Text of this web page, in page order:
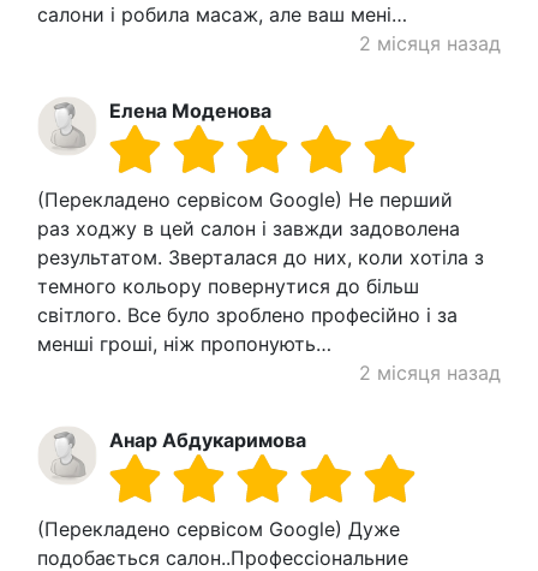
салони і робила масаж, але ваш мені…
2 місяця назад
Елена Моденова
(Перекладено сервісом Google) Не перший
раз ходжу в цей салон і завжди задоволена
результатом. Зверталася до них, коли хотіла з
темного кольору повернутися до більш
світлого. Все було зроблено професійно і за
менші гроші, ніж пропонують…
2 місяця назад
Анар Абдукаримова
(Перекладено сервісом Google) Дуже
подобається салон..Профессіональние